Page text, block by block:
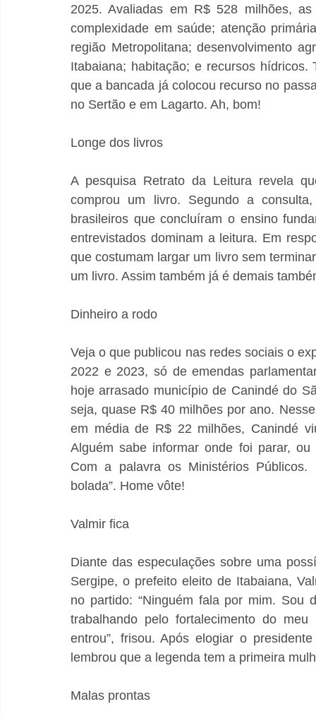
2025. Avaliadas em R$ 528 milhões,
complexidade em saúde; atenção
região Metropolitana; desenvolvimento
Itabaiana; habitação; e recursos
que a bancada já colocou recurso no
no Sertão e em Lagarto. Ah, bom!
Longe dos livros
A pesquisa Retrato da Leitura revela
comprou um livro. Segundo a
brasileiros que concluíram o ensino
entrevistados dominam a leitura. Em
que costumam largar um livro sem
um livro. Assim também já é demais
Dinheiro a rodo
Veja o que publicou nas redes sociais o
2022 e 2023, só de emendas
hoje arrasado município de Canindé do
seja, quase R$ 40 milhões por ano.
em média de R$ 22 milhões, Canindé
Alguém sabe informar onde foi parar,
Com a palavra os Ministérios
bolada”. Home vôte!
Valmir fica
Diante das especulações sobre uma
Sergipe, o prefeito eleito de Itabaiana,
no partido: “Ninguém fala por mim. Sou
trabalhando pelo fortalecimento do
entrou”, frisou. Após elogiar o
lembrou que a legenda tem a primeira
Malas prontas